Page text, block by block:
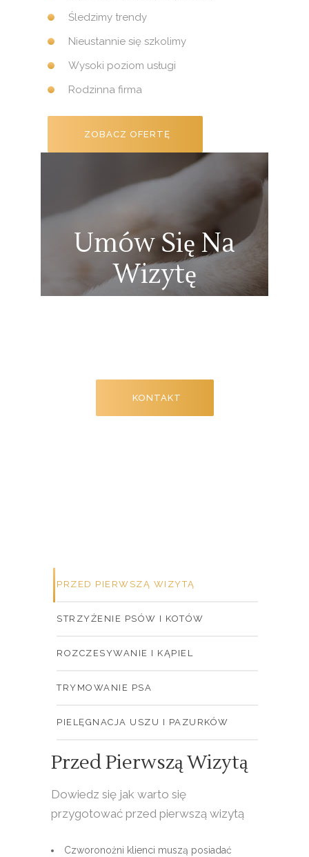
Śledzimy trendy
Nieustannie się szkolimy
Wysoki poziom usługi
Rodzinna firma
ZOBACZ OFERTĘ
Umów Się Na
Wizytę
KONTAKT
PRZED PIERWSZĄ WIZYTĄ
STRZYŻENIE PSÓW I KOTÓW
ROZCZESYWANIE I KĄPIEL
TRYMOWANIE PSA
PIELĘGNACJA USZU I PAZURKÓW
Przed Pierwszą Wizytą
Dowiedz się jak warto się
przygotować przed pierwszą wizytą
Czworonożni klienci muszą posiadać